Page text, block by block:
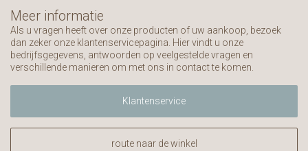
Meer informatie
Als u vragen heeft over onze producten of uw aankoop, bezoek
dan zeker onze klantenservicepagina. Hier vindt u onze
bedrijfsgegevens, antwoorden op veelgestelde vragen en
verschillende manieren om met ons in contact te komen.
Klantenservice
route naar de winkel